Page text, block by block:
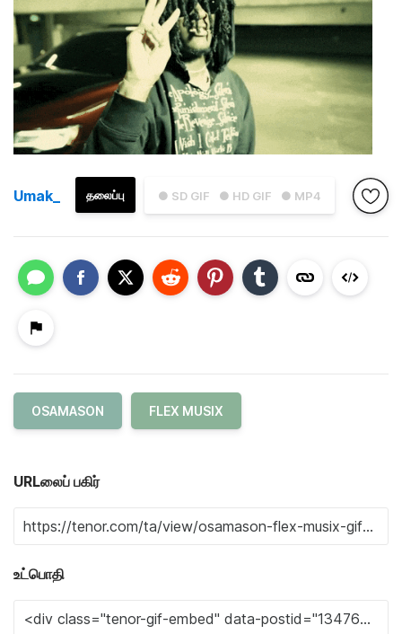
● SD GIF ● HD GIF ● MP4
தலைப்பு
Umak_
OSAMASON FLEX MUSIX
URLலைப் பகிர்
உட்பொதி